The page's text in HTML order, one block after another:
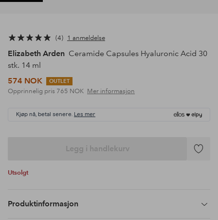
4 1 anmeldelse
Elizabeth Arden Ceramide Capsules Hyaluronic Acid 30
stk. 14 ml
574 NOK
OUTLET
Opprinnelig pris 765 NOK Mer informasjon
Kjøp nå, betal senere. Les mer
Legg i handlekurv
Legg
Utsolgt
Produktinformasjon